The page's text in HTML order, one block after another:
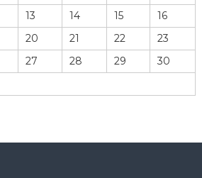
13 14 15
16
20 21 22
23
27 28 29
30